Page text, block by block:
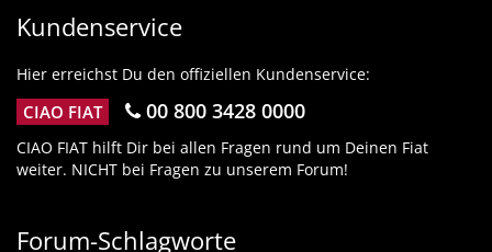
Kundenservice
Hier erreichst Du den offiziellen Kundenservice:
CIAO FIAT 00 800 3428 0000
CIAO FIAT hilft Dir bei allen Fragen rund um Deinen Fiat
weiter. NICHT bei Fragen zu unserem Forum!
Forum-Schlagworte